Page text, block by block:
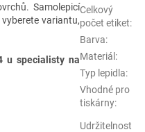
Samolepicí
variantu,
u specialisty na
Celkový
počet etiket:
Barva:
Materiál:
Typ lepidla:
Vhodné pro
tiskárny:
Udržitelnost